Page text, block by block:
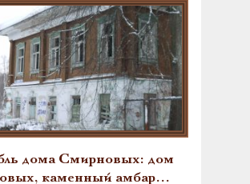
дома Смирновых: дом
каменный амбар